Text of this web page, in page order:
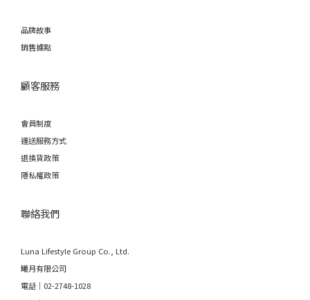
品牌故事
銷售據點
顧客服務
會員制度
運送服務方式
退換貨政策
隱私權政策
聯絡我們
Luna Lifestyle Group Co., Ltd.
曦月有限公司
電話｜02-2748-1028